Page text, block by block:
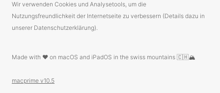
Wir verwenden Cookies und Analysetools, um die
Nutzungsfreundlichkeit der Internetseite zu verbessern (Details dazu in
unserer Datenschutzerklärung).
Made with ❤️ on macOS and iPadOS in the swiss mountains 🇨🇭🏔
macprime v10.5